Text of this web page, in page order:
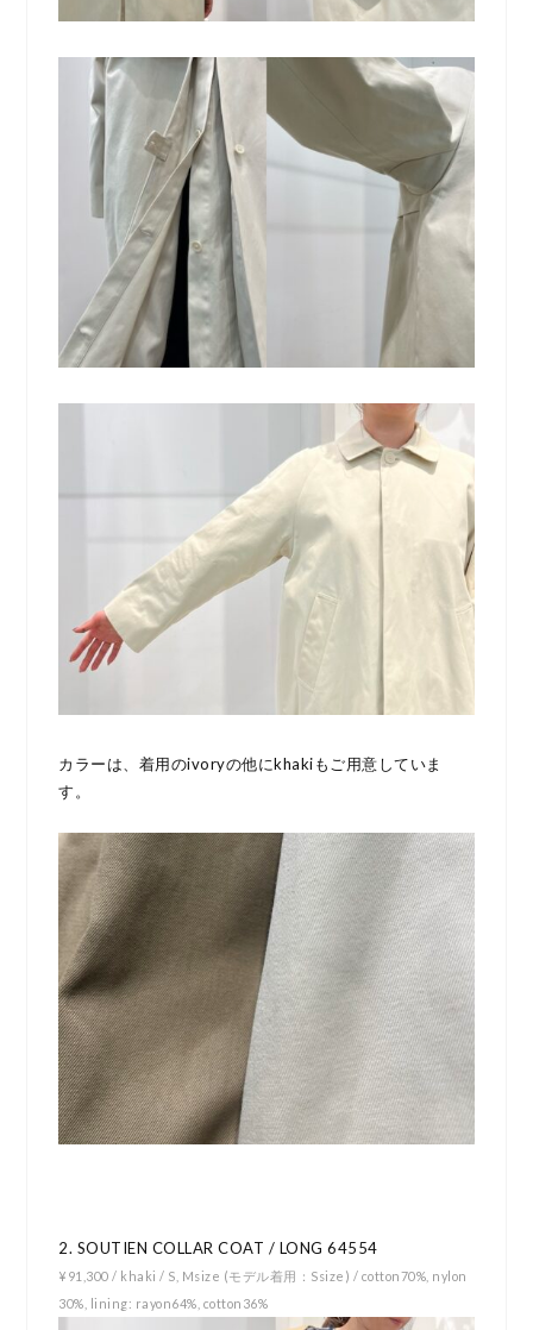
カラーは、着用のivoryの他にkhakiもご用意していま
す。
2. SOUTIEN COLLAR COAT / LONG 64554
¥91,300 / khaki / S, Msize (モデル着用：Ssize) / cotton70%, nylon
30%, lining: rayon64%, cotton36%